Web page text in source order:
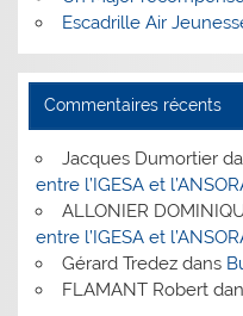
Escadrille Air
Commentaires récents
Jacques Dumortier
entre l’IGESA et
ALLONIER
entre l’IGESA et
Gérard Tredezdans
FLAMANT Robert